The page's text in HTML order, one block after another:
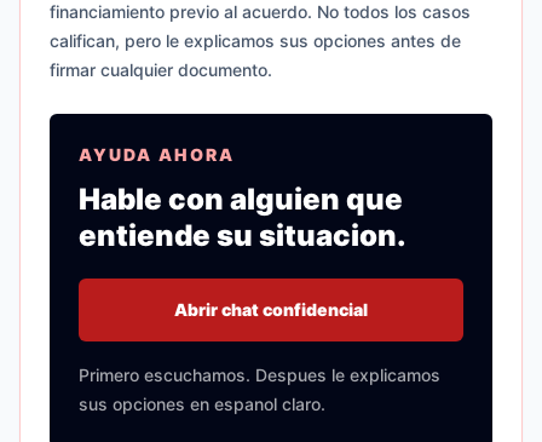
financiamiento previo al acuerdo. No todos los casos
califican, pero le explicamos sus opciones antes de
firmar cualquier documento.
AYUDA AHORA
Hable con alguien que
entiende su situacion.
Abrir chat confidencial
Primero escuchamos. Despues le explicamos
sus opciones en espanol claro.